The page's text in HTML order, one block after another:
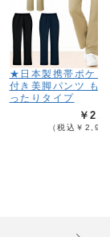
★日本製携帯ポケッ
付き美脚パンツ も
ったりタイプ
￥
（税込￥